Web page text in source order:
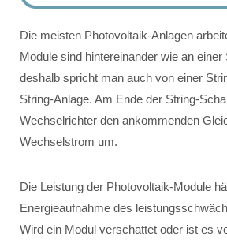
Die meisten Photovoltaik-Anlagen
Module sind hintereinander wie an
deshalb spricht man auch von einer
String-Anlage. Am Ende der String-
Wechselrichter den ankommenden
Wechselstrom um.
Die Leistung der Photovoltaik-Module
Energieaufnahme des
Wird ein Modul verschattet oder ist es